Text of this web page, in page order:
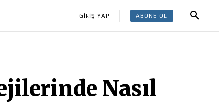
GİRİŞ YAP ABONE OL
Nasıl